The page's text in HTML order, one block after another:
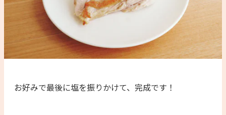
お好みで最後に塩を振りかけて、完成です！